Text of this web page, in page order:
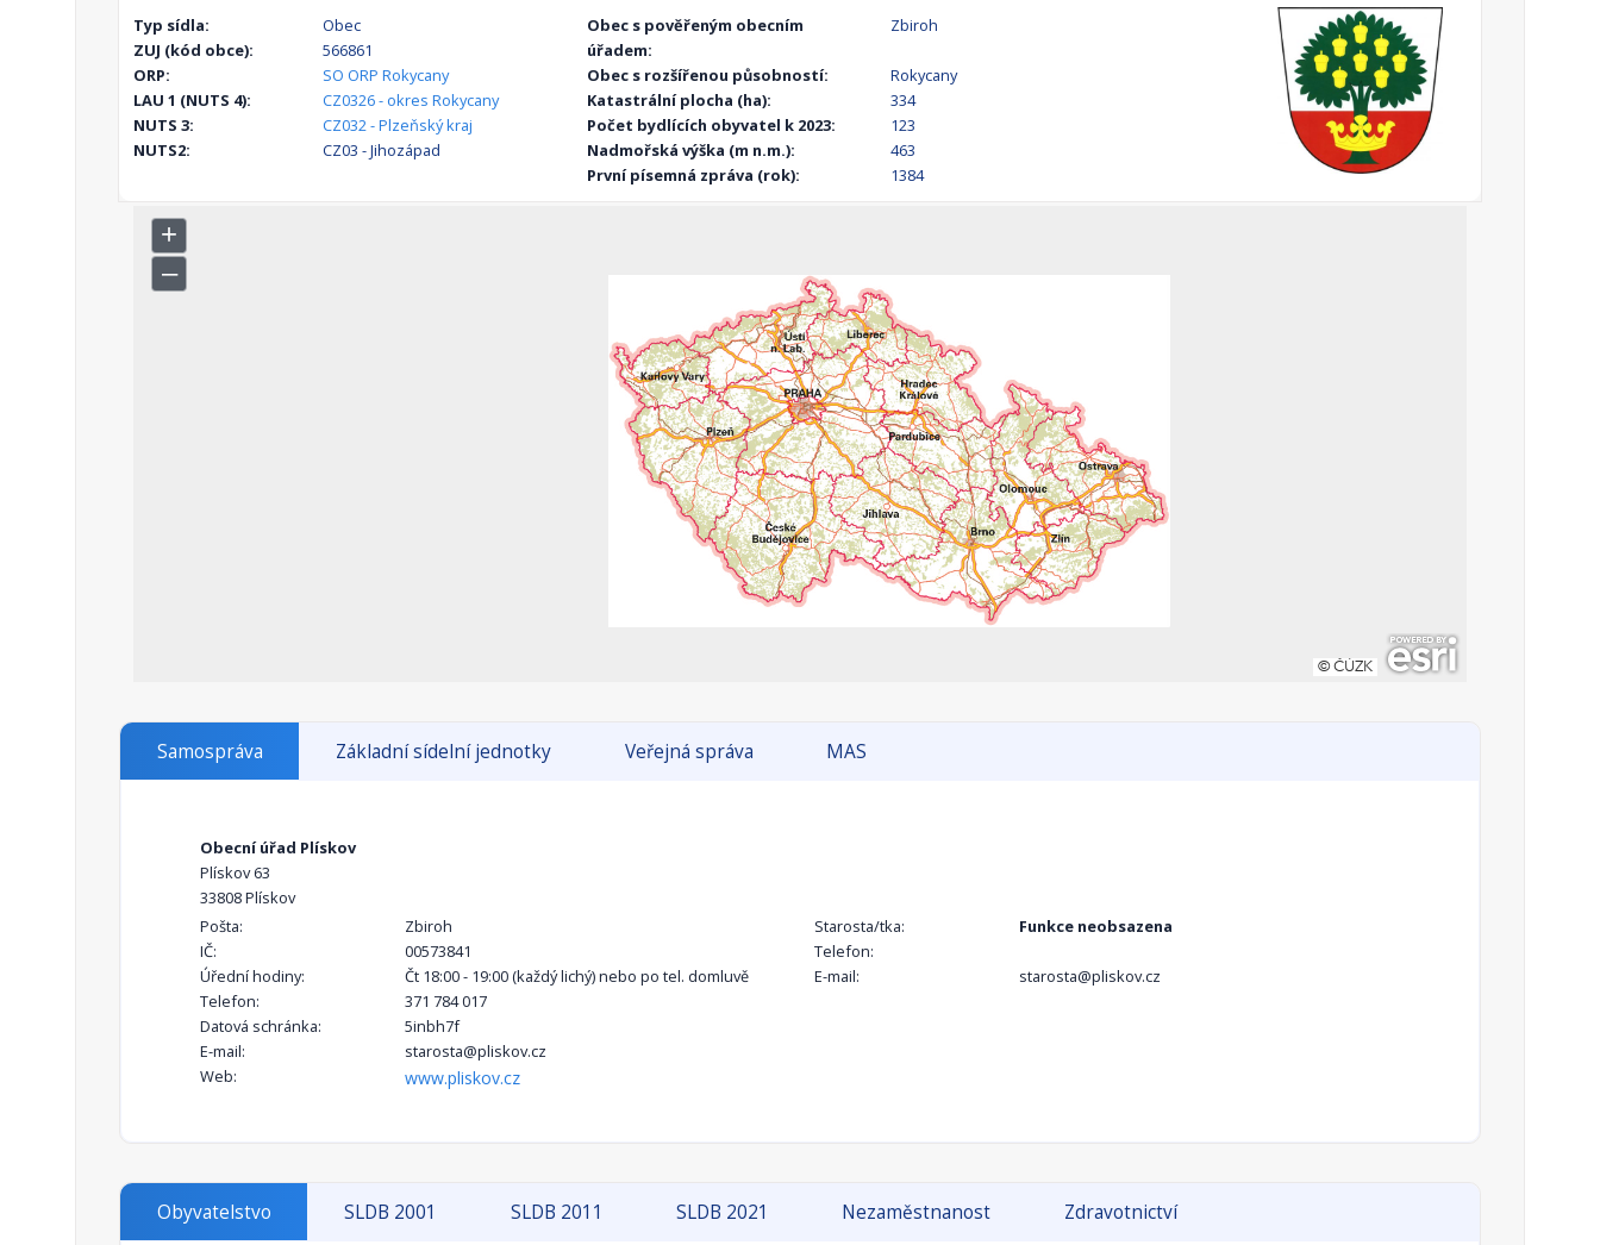
Typ sídla:
Obec
ZUJ (kód obce):
566861
ORP:
SO ORP Rokycany
LAU 1 (NUTS 4):
CZ0326 - okres Rokycany
NUTS 3:
CZ032 - Plzeňský kraj
NUTS2:
CZ03 - Jihozápad
Obec s pověřeným obecním
úřadem:
Zbiroh
Obec s rozšířenou působností:
Rokycany
Katastrální plocha (ha):
334
Počet bydlících obyvatel k 2023:
123
Nadmořská výška (m n.m.):
463
První písemná zpráva (rok):
1384
Samospráva Základní sídelní jednotky Veřejná správa MAS
Obecní úřad Plískov
Plískov 63
33808 Plískov
Pošta:
Zbiroh
IČ:
00573841
Úřední hodiny:
Čt 18:00 - 19:00 (každý lichý) nebo po tel. domluvě
Telefon:
371 784 017
Datová schránka:
5inbh7f
E-mail:
starosta@pliskov.cz
Web:
www.pliskov.cz
Starosta/tka:
Funkce neobsazena
Telefon:
E-mail:
starosta@pliskov.cz
Obyvatelstvo SLDB 2001 SLDB 2011 SLDB 2021 Nezaměstnanost Zdravotnictví